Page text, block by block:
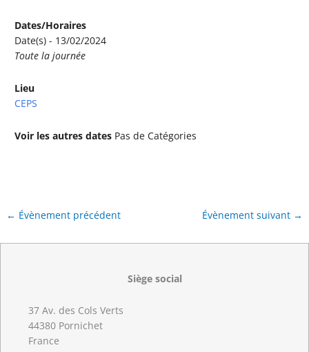
Dates/Horaires
Date(s) - 13/02/2024
Toute la journée
Lieu
CEPS
Voir les autres dates Pas de Catégories
← Évènement précédent Évènement suivant →
Siège social
37 Av. des Cols Verts
44380 Pornichet
France